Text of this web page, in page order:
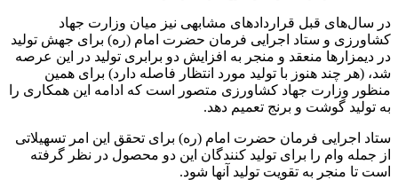
در سال‌های قبل قراردادهای مشابهی نیز میان وزارت جهاد
کشاورزی و ستاد اجرایی فرمان حضرت امام (ره) برای جهش تولید
در دیمزارها منعقد و منجر به افزایش دو برابری تولید در این عرصه
شد، (هر چند هنوز با تولید مورد انتظار فاصله دارد) برای همین
منظور وزارت جهاد کشاورزی متصور است که ادامه این همکاری را
به تولید گوشت و برنج تعمیم دهد.
ستاد اجرایی فرمان حضرت امام (ره) برای تحقق این امر تسهیلاتی
از جمله وام را برای تولید کنندگان این دو محصول در نظر گرفته
است تا منجر به تقویت تولید آنها شود.